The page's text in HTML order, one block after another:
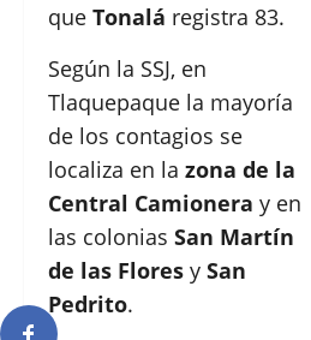
que Tonalá registra 83.
Según la SSJ, en
Tlaquepaque la mayoría
de los contagios se
localiza en la zona de la
Central Camionera y en
las colonias San Martín
de las Flores y San
Pedrito.